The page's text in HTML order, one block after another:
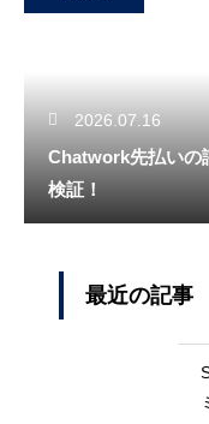
2026.07.16
Chatwork先払いの
検証！
最近の記事